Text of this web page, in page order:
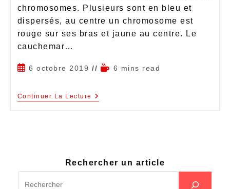
chromosomes. Plusieurs sont en bleu et
dispersés, au centre un chromosome est
rouge sur ses bras et jaune au centre. Le
cauchemar…
6 octobre 2019 6 mins read
Continuer La Lecture
Rechercher un article